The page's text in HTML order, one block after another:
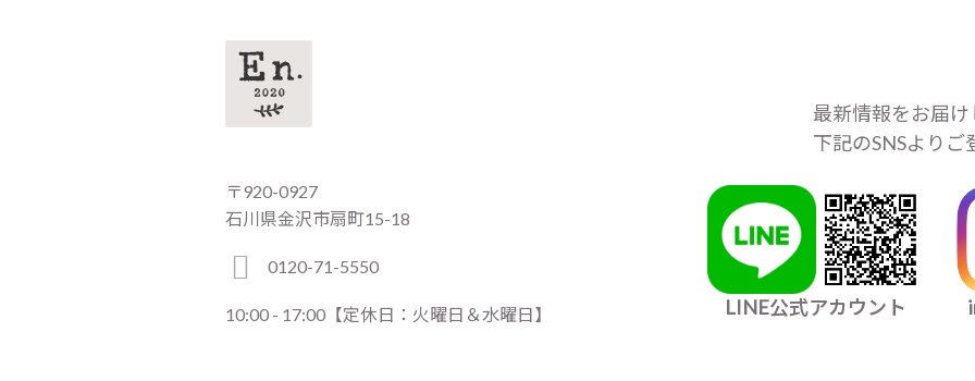
〒920-0927
石川県金沢市扇町15-18
0120-71-5550
10:00 - 17:00【定休日：火曜日＆水曜日】
最新情報をお届
下記のSNSより
LINE公式アカウント